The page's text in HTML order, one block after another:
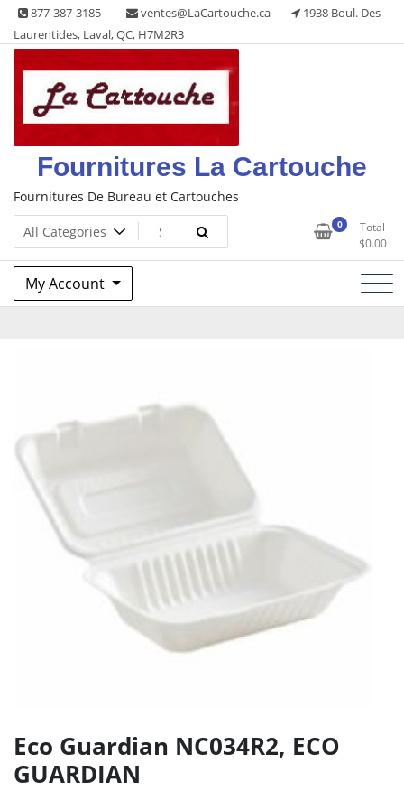
Skip
content
877-387-3185 ventes@LaCartouche.ca
1938 Boul. Des
Laurentides, Laval, QC, H7M2R3
Fournitures La Cartouche
Fournitures De Bureau et Cartouches
0
Total
$0.00
My Account
Eco Guardian NC034R2, ECO
GUARDIAN